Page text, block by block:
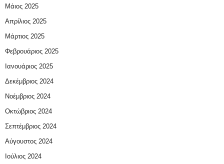
Μάιος 2025
Απρίλιος 2025
Μάρτιος 2025
Φεβρουάριος 2025
Ιανουάριος 2025
Δεκέμβριος 2024
Νοέμβριος 2024
Οκτώβριος 2024
Σεπτέμβριος 2024
Αύγουστος 2024
Ιούλιος 2024